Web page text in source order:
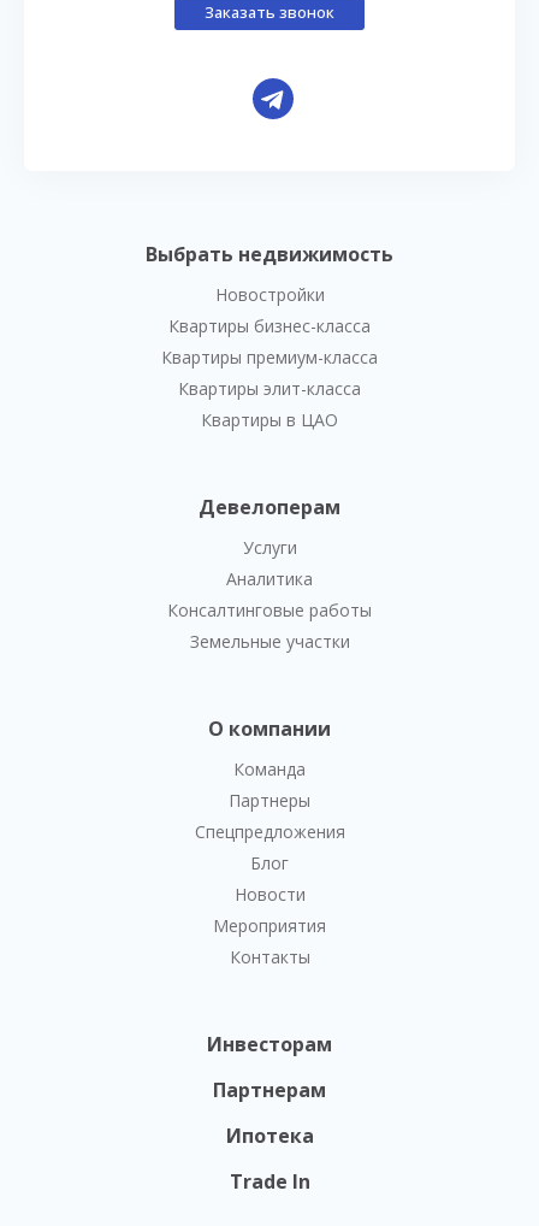
Выбрать недвижимость
Новостройки
Квартиры бизнес-класса
Квартиры премиум-класса
Квартиры элит-класса
Квартиры в ЦАО
Девелоперам
Услуги
Аналитика
Консалтинговые работы
Земельные участки
О компании
Команда
Партнеры
Спецпредложения
Блог
Новости
Мероприятия
Контакты
Инвесторам
Партнерам
Ипотека
Trade In
Заказать звонок